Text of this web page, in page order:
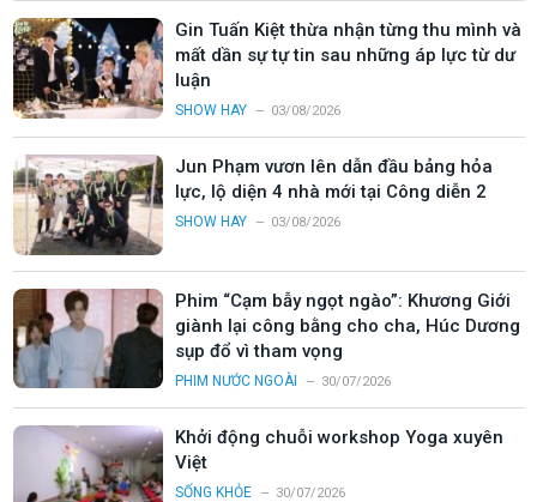
Gin Tuấn Kiệt thừa nhận từng thu mình và
mất dần sự tự tin sau những áp lực từ dư
luận
SHOW HAY 03/08/2026
Jun Phạm vươn lên dẫn đầu bảng hỏa
lực, lộ diện 4 nhà mới tại Công diễn 2
SHOW HAY 03/08/2026
Phim “Cạm bẫy ngọt ngào”: Khương Giới
giành lại công bằng cho cha, Húc Dương
sụp đổ vì tham vọng
PHIM NƯỚC NGOÀI 30/07/2026
Khởi động chuỗi workshop Yoga xuyên
Việt
SỐNG KHỎE 30/07/2026